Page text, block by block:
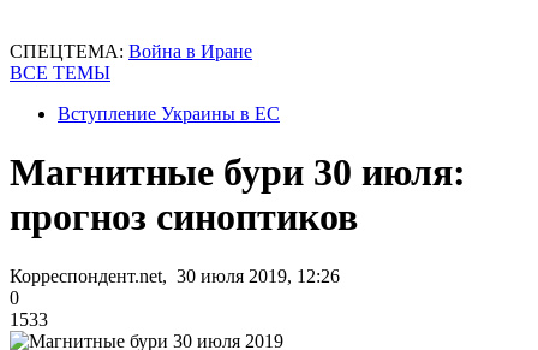
СПЕЦТЕМА: Война в Иране
ВСЕ ТЕМЫ
Вступление Украины в ЕС
Магнитные бури 30 июля:
прогноз синоптиков
Корреспондент.net, 30 июля 2019, 12:26
0
1533